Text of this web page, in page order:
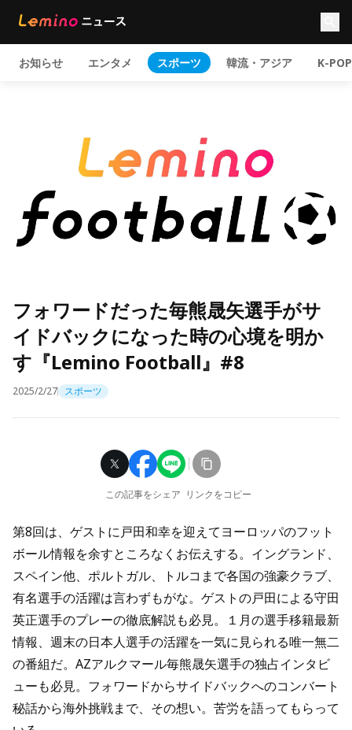
お知らせ エンタメ スポーツ 韓流・アジア K-POP
フォワードだった毎熊晟矢選手がサ
イドバックになった時の心境を明か
す『Lemino Football』#8
2025/2/27 スポーツ
この記事をシェア リンクをコピー
第8回は、ゲストに戸田和幸を迎えてヨーロッパのフット
ボール情報を余すところなくお伝えする。イングランド、
スペイン他、ポルトガル、トルコまで各国の強豪クラブ、
有名選手の活躍は言わずもがな。ゲストの戸田による守田
英正選手のプレーの徹底解説も必見。１月の選手移籍最新
情報、週末の日本人選手の活躍を一気に見られる唯一無二
の番組だ。AZアルクマール毎熊晟矢選手の独占インタビ
ューも必見。フォワードからサイドバックへのコンバート
秘話から海外挑戦まで、その想い。苦労を語ってもらって